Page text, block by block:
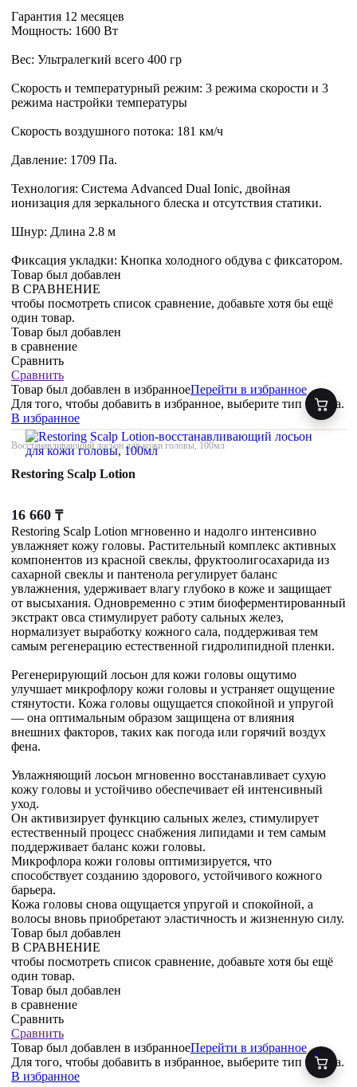
Гарантия 12 месяцев
Мощность: 1600 Вт
Вес: Ультралегкий всего 400 гр
Скорость и температурный режим: 3 режима скорости и 3
режима настройки температуры
Скорость воздушного потока: 181 км/ч
Давление: 1709 Па.
Технология: Система Advanced Dual Ionic, двойная
ионизация для зеркального блеска и отсутствия статики.
Шнур: Длина 2.8 м
Фиксация укладки: Кнопка холодного обдува с фиксатором.
Товар был добавлен
В СРАВНЕНИЕ
чтобы посмотреть список сравнение, добавьте хотя бы ещё
один товар.
Товар был добавлен
в сравнение
Сравнить
Сравнить
Товар был добавлен в избранноеПерейти в избранное
Для того, чтобы добавить в избранное, выберите тип товара.
В избранное
Восстанавливающий лосьон для кожи головы, 100мл
Restoring Scalp Lotion
16 660 ₸
Restoring Scalp Lotion мгновенно и надолго интенсивно
увлажняет кожу головы. Растительный комплекс активных
компонентов из красной свеклы, фруктоолигосахарида из
сахарной свеклы и пантенола регулирует баланс
увлажнения, удерживает влагу глубоко в коже и защищает
от высыхания. Одновременно с этим биоферментированный
экстракт овса стимулирует работу сальных желез,
нормализует выработку кожного сала, поддерживая тем
самым регенерацию естественной гидролипидной пленки.
Регенерирующий лосьон для кожи головы ощутимо
улучшает микрофлору кожи головы и устраняет ощущение
стянутости. Кожа головы ощущается спокойной и упругой
— она оптимальным образом защищена от влияния
внешних факторов, таких как погода или горячий воздух
фена.
Увлажняющий лосьон мгновенно восстанавливает сухую
кожу головы и устойчиво обеспечивает ей интенсивный
уход.
Он активизирует функцию сальных желез, стимулирует
естественный процесс снабжения липидами и тем самым
поддерживает баланс кожи головы.
Микрофлора кожи головы оптимизируется, что
способствует созданию здорового, устойчивого кожного
барьера.
Кожа головы снова ощущается упругой и спокойной, а
волосы вновь приобретают эластичность и жизненную силу.
Товар был добавлен
В СРАВНЕНИЕ
чтобы посмотреть список сравнение, добавьте хотя бы ещё
один товар.
Товар был добавлен
в сравнение
Сравнить
Сравнить
Товар был добавлен в избранноеПерейти в избранное
Для того, чтобы добавить в избранное, выберите тип товара.
В избранное